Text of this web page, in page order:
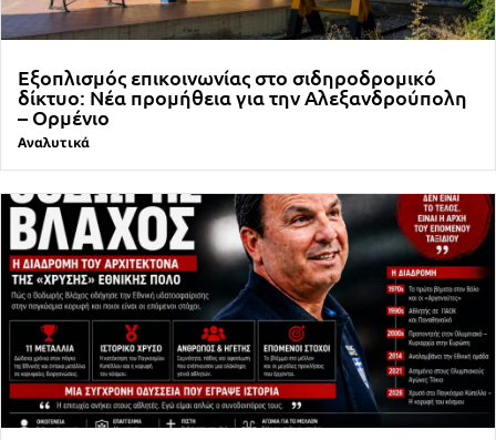
Εξοπλισμός επικοινωνίας στο σιδηροδρομικό
δίκτυο: Νέα προμήθεια για την Αλεξανδρούπολη
– Ορμένιο
Αναλυτικά